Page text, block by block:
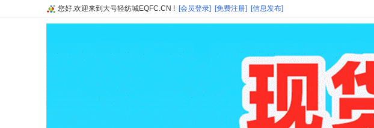
您好,欢迎来到大号轻纺城EQFC.CN ! [会员登录] [免费注册] [信息发布]